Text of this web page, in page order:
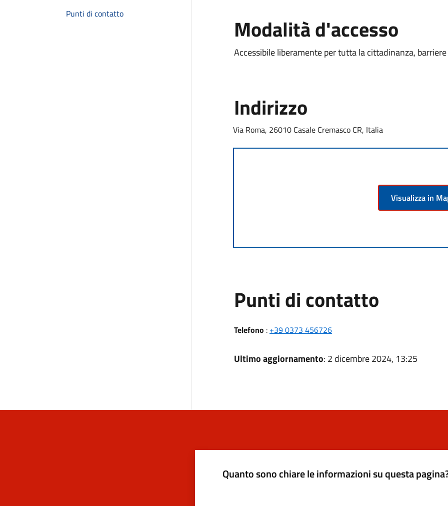
Punti di contatto
Modalità d'accesso
Accessibile liberamente per tutta la cittadinanza,
Indirizzo
Via Roma, 26010 Casale Cremasco CR, Italia
Visualizza in
Punti di contatto
Telefono : +39 0373 456726
Ultimo aggiornamento: 2 dicembre 2024, 13:25
Quanto sono chiare le informazioni su questa